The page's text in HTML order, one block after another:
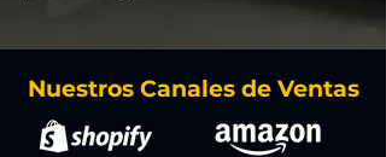
Nuestros Canales de Ventas